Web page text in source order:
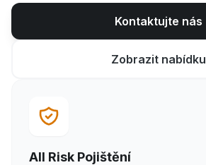
Kontaktujte nás
Zobrazit nabídku
All Risk Pojištění